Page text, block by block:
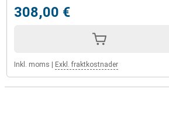
308,00 €
Inkl. moms Exkl. fraktkostnader